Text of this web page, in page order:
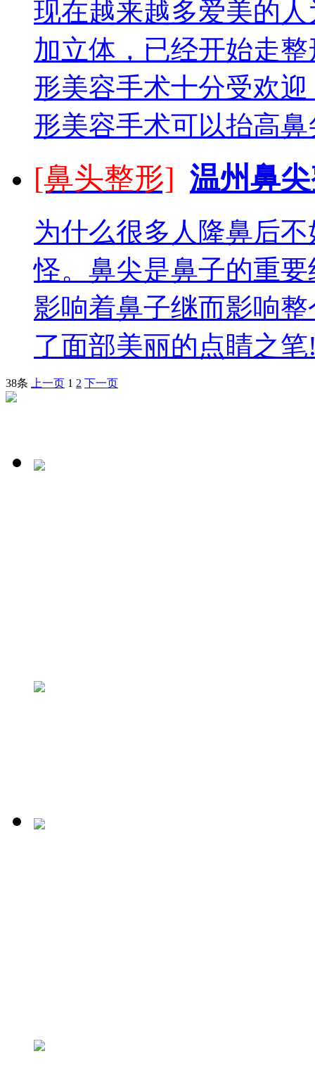
现在越来越多爱美的
加立体，已经开始走
形美容手术十分受欢
形美容手术可以抬高
[鼻头整形] 温州鼻
为什么很多人隆鼻后
怪。鼻尖是鼻子的重
影响着鼻子继而影响
了面部美丽的点睛之
38条 上一页 1 2 下一页